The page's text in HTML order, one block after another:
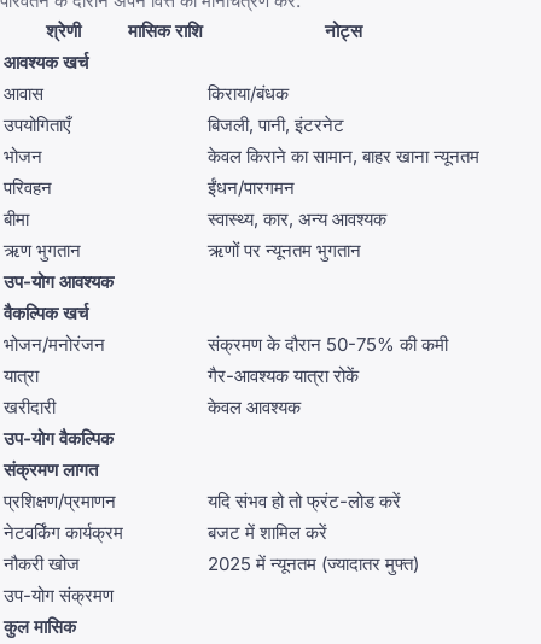
श्रेणी
मासिक राशि
नोट्स
आवश्यक खर्च
आवास
किराया/बंधक
उपयोगिताएँ
बिजली, पानी, इंटरनेट
भोजन
केवल किराने का सामान, बाहर खाना न्यूनतम
परिवहन
ईंधन/पारगमन
बीमा
स्वास्थ्य, कार, अन्य आवश्यक
ऋण भुगतान
ऋणों पर न्यूनतम भुगतान
उप-योग आवश्यक
वैकल्पिक खर्च
भोजन/मनोरंजन
संक्रमण के दौरान 50-75% की कमी
यात्रा
गैर-आवश्यक यात्रा रोकें
खरीदारी
केवल आवश्यक
उप-योग वैकल्पिक
संक्रमण लागत
प्रशिक्षण/प्रमाणन
यदि संभव हो तो फ्रंट-लोड करें
नेटवर्किंग कार्यक्रम
बजट में शामिल करें
नौकरी खोज
2025 में न्यूनतम (ज्यादातर मुफ्त)
उप-योग संक्रमण
कुल मासिक